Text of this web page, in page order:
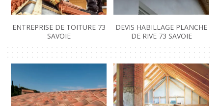
ENTREPRISE DE TOITURE 73
SAVOIE
DEVIS HABILLAGE PLANCHE
DE RIVE 73 SAVOIE